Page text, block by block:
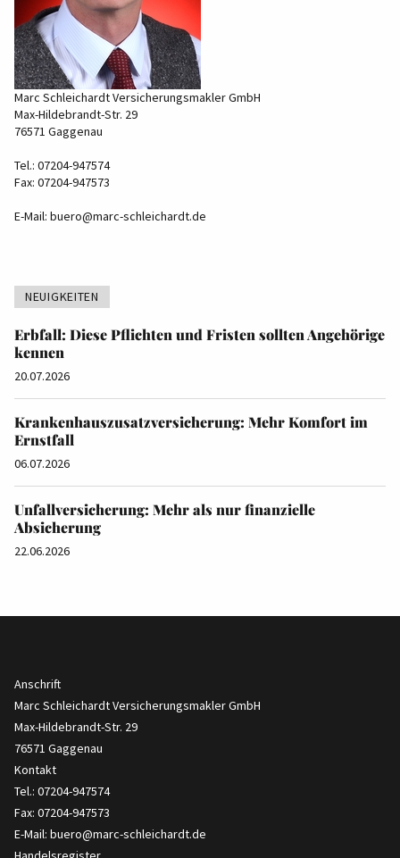
Marc Schleichardt Versicherungsmakler GmbH
Max-Hildebrandt-Str. 29
76571 Gaggenau
Tel.: 07204-947574
Fax: 07204-947573
E-Mail: buero@marc-schleichardt.de
NEUIGKEITEN
Erbfall: Diese Pflichten und Fristen sollten Angehörige
kennen
20.07.2026
Krankenhauszusatzversicherung: Mehr Komfort im
Ernstfall
06.07.2026
Unfallversicherung: Mehr als nur finanzielle
Absicherung
22.06.2026
Anschrift
Marc Schleichardt Versicherungsmakler GmbH
Max-Hildebrandt-Str. 29
76571 Gaggenau
Kontakt
Tel.: 07204-947574
Fax: 07204-947573
E-Mail: buero@marc-schleichardt.de